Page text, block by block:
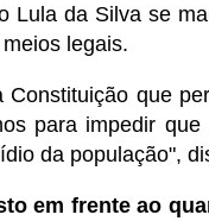
Lula da Silva se
legais.
Constituição que
para impedir
da população",
em frente ao